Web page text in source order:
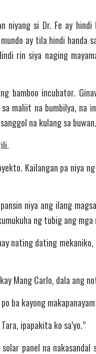
niyang si Dr. Fe ay
ay tila hindi handa
rin siya naging
bamboo incubator.
maliit na bumbilya, na
na kulang sa buwan.
Kailangan pa niya
niya ang ilang
ng tubig ang
nating dating
Mang Carlo, dala ang
ba kayong
ipapakita ko sa’yo.”
panel na